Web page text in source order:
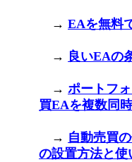
→ EAを無料
→ 良いEAの
→ ポートフ
買EAを複数同
→ 自動売買
の設置方法と使